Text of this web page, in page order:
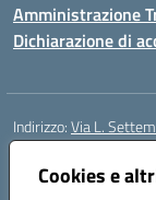
Cookies e
Amministrazione
Dichiarazione di
Indirizzo:Via L.
Centralino:
Posta elettronica